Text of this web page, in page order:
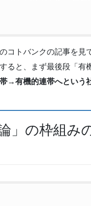
コトバンクの記事を
ると、まず最後段「有
帯→有機的連帯へという
論」の枠組